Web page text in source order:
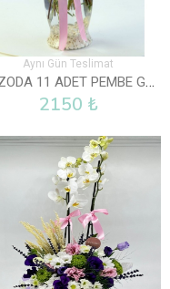
Aynı Gün Teslimat
VAZODA 11 ADET PEMBE GÜL
2150 ₺